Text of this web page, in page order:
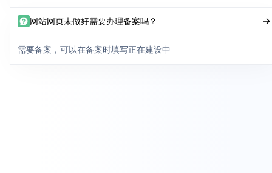
网站网页未做好需要办理备案吗？
需要备案，可以在备案时填写正在建设中